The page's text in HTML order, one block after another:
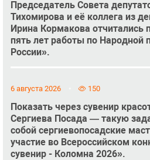
Председатель Совета
Тихомирова и её коллега из
Ирина Кормакова отчитались
пять лет работы по Народной
России».
6 августа 2026 150
Показать через сувенир
Сергиева Посада — такую
собой сергиевопосадские
участие во Всероссийском
сувенир - Коломна 2026».